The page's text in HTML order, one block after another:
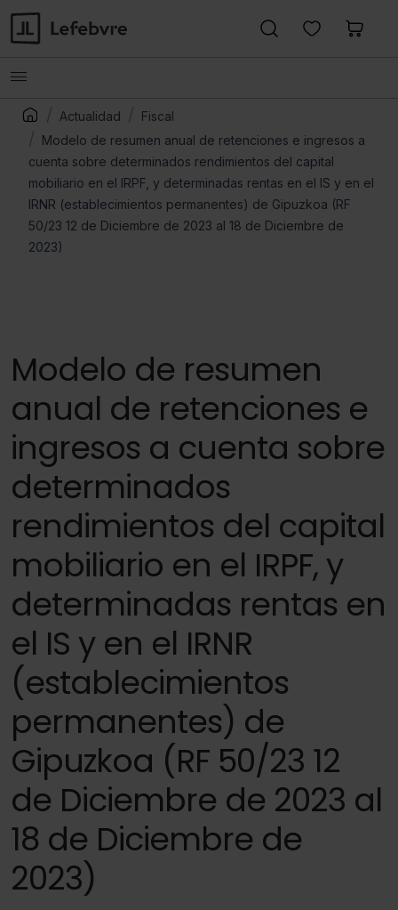
Actualidad
Fiscal
Modelo de resumen anual de retenciones e ingresos a
cuenta sobre determinados rendimientos del capital
mobiliario en el IRPF, y determinadas rentas en el IS y en el
IRNR (establecimientos permanentes) de Gipuzkoa (RF
50/23 12 de Diciembre de 2023 al 18 de Diciembre de
2023)
Modelo de resumen
anual de retenciones e
ingresos a cuenta sobre
determinados
rendimientos del capital
mobiliario en el IRPF, y
determinadas rentas en
el IS y en el IRNR
(establecimientos
permanentes) de
Gipuzkoa (RF 50/23 12
de Diciembre de 2023 al
18 de Diciembre de
2023)